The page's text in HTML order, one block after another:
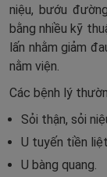
niệu, bướu
bằng nhiều kỹ
lấn nhằm giảm
nằm viện.
Các bệnh lý
Sỏi thận, sỏi
U tuyến tiền
U bàng quang.